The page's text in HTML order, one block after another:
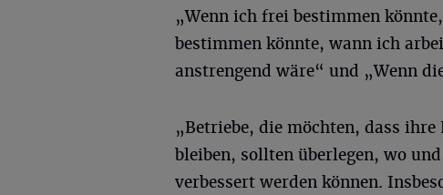
„Wenn ich frei bestimmen
bestimmen könnte, wann ich
anstrengend wäre“ und „Wenn
„Betriebe, die möchten, dass
bleiben, sollten überlegen, wo
verbessert werden können.